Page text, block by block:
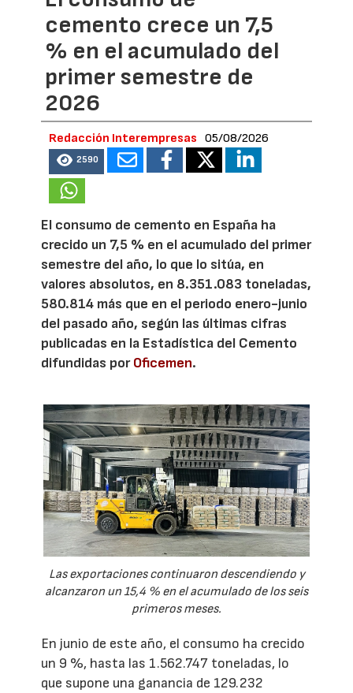
cemento crece un 7,5
% en el acumulado del
primer semestre de
2026
Redacción Interempresas 05/08/2026
2590
El consumo de cemento en España ha
crecido un 7,5 % en el acumulado del primer
semestre del año, lo que lo sitúa, en
valores absolutos, en 8.351.083 toneladas,
580.814 más que en el periodo enero-junio
del pasado año, según las últimas cifras
publicadas en la Estadística del Cemento
difundidas porOficemen.
Las exportaciones continuaron descendiendo y
alcanzaron un 15,4 % en el acumulado de los seis
primeros meses.
En junio de este año, el consumo ha crecido
un 9 %, hasta las 1.562.747 toneladas, lo
que supone una ganancia de 129.232